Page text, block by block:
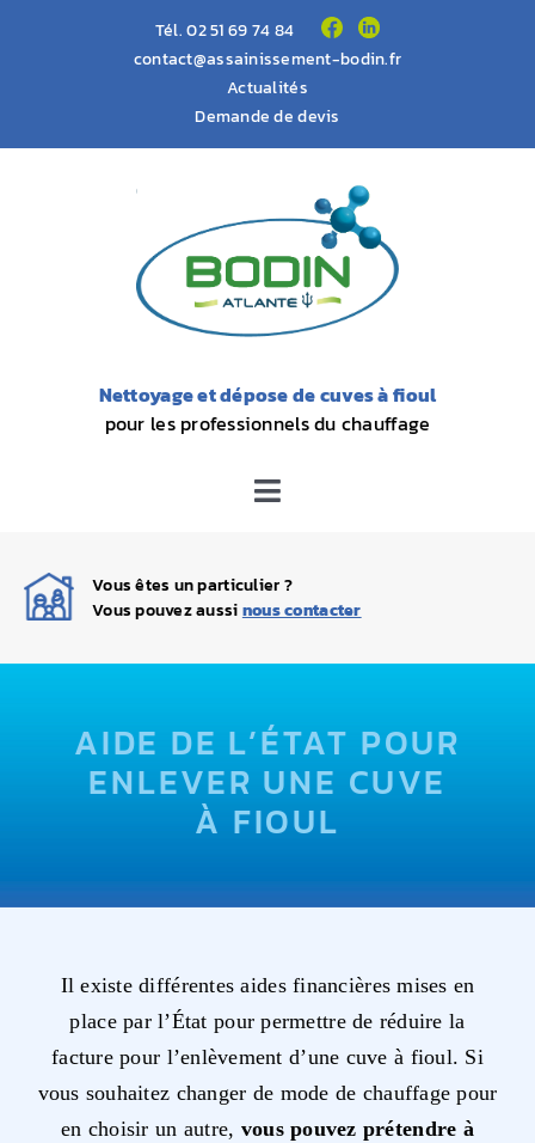
Tél.02 51 69 74 84
contact@assainissement-bodin.fr
Actualités
Demande de devis
Nettoyage et dépose de cuves à fioul
pour les professionnels du chauffage
Toggle
QUI SOMMES-NOUS ?
DÉGAZAGE
TRANSFERT DE FIOUL
Vous êtes un particulier ?
Vous pouvez aussinous contacter
AIDE DE L’ÉTAT POUR
ENLEVER UNE CUVE
À FIOUL
Il existe différentes aides financières mises en
place par l’État pour permettre de réduire la
facture pour l’enlèvement d’une cuve à fioul. Si
vous souhaitez changer de mode de chauffage pour
en choisir un autre, vous pouvez prétendre à